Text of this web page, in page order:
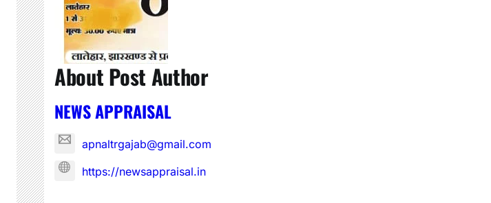
About Post Author
NEWS APPRAISAL
apnaltrgajab@gmail.com
https://newsappraisal.in